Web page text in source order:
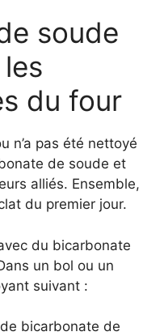
soude
du four
n’a pas été nettoyé
de soude et
alliés. Ensemble,
du premier jour.
du bicarbonate
un bol ou un
suivant :
bicarbonate de